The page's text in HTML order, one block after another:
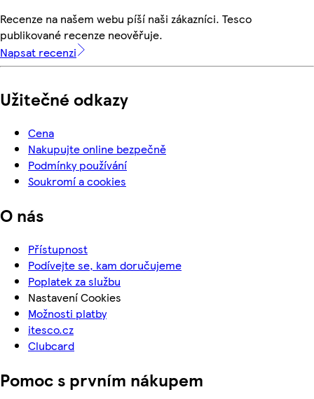
Recenze na našem webu píší naši zákazníci. Tesco
publikované recenze neověřuje.
Napsat recenzi
Užitečné odkazy
Cena
Nakupujte online bezpečně
Podmínky používání
Soukromí a cookies
O nás
Přístupnost
Podívejte se, kam doručujeme
Poplatek za službu
Nastavení Cookies
Možnosti platby
itesco.cz
Clubcard
Pomoc s prvním nákupem